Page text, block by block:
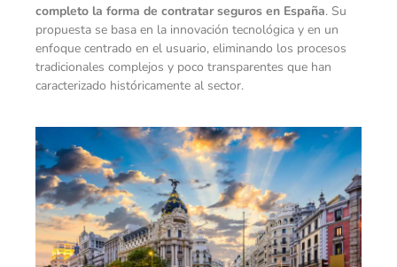
completo la forma de contratar seguros en España. Su
propuesta se basa en la innovación tecnológica y en un
enfoque centrado en el usuario, eliminando los procesos
tradicionales complejos y poco transparentes que han
caracterizado históricamente al sector.